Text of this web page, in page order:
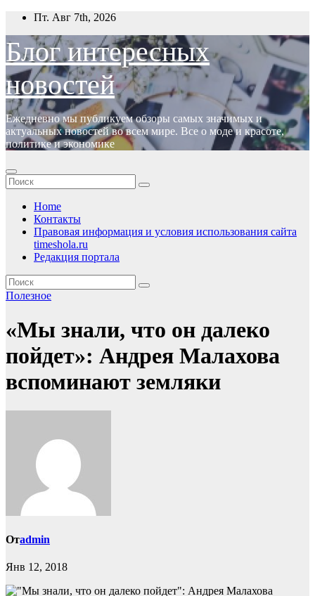
Перейти
содержимому
Пт. Авг 7th, 2026
Блог интересных
новостей
Ежедневно мы публикуем обзоры самых значимых и
актуальных новостей во всем мире. Все о моде и красоте,
политике и экономике
Home
Контакты
Правовая информация и условия использования сайта
timeshola.ru
Редакция портала
Полезное
«Мы знали, что он далеко
пойдет»: Андрея Малахова
вспоминают земляки
Отadmin
Янв 12, 2018